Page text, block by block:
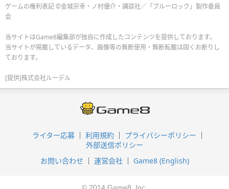
ゲームの権利表記 ©金城宗幸・ノ村優介・講談社／「ブルーロック」製作委員
会
当サイトはGame8編集部が独自に作成したコンテンツを提供しております。
当サイトが掲載しているデータ、画像等の無断使用・無断転載は固くお断りし
ております。
[提供]株式会社ルーデル
ライター応募 利用規約
プライバシーポリシー
外部送信ポリシー
お問い合わせ
運営会社 Game8 (English)
© 2014 Game8, Inc.